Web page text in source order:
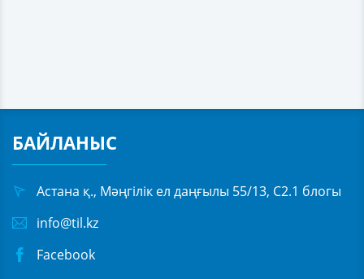
БАЙЛАНЫС
Астана қ., Мәңгілік ел даңғылы 55/13, С2.1 блогы
info@til.kz
Facebook